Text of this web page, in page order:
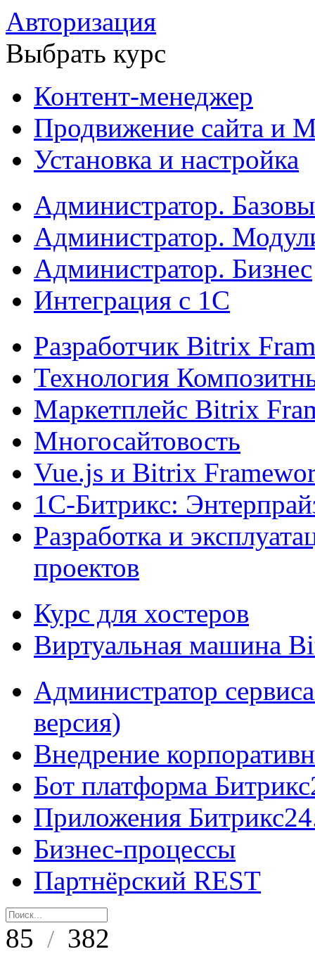
Авторизация
Выбрать курс
Контент-менеджер
Продвижение сайта и
Установка и настройка
Администратор.
Администратор.
Администратор. Бизнес
Интеграция с 1С
Разработчик Bitrix
Технология
Маркетплейс Bitrix
Многосайтовость
Vue.js и Bitrix
1С-Битрикс:
Разработка и
проектов
Курс для хостеров
Виртуальная машина
Администратор
версия)
Внедрение
Бот платформа
Приложения
Бизнес-процессы
Партнёрский REST
85 / 382